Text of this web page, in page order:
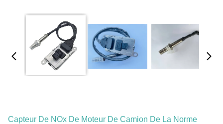
Capteur De NOx De Moteur De Camion De La Norme